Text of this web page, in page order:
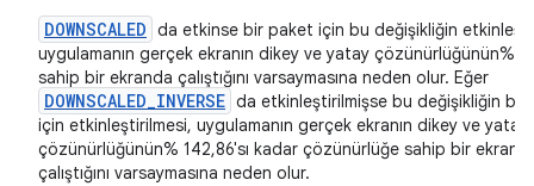
DOWNSCALED da etkinse bir paket için bu değişikliğin
uygulamanın gerçek ekranın dikey ve yatay çözünürlüğünün%
sahip bir ekranda çalıştığını varsaymasına neden olur. Eğer
DOWNSCALED_INVERSE da etkinleştirilmişse bu değişikliğin bir
için etkinleştirilmesi, uygulamanın gerçek ekranın dikey ve yatay
çözünürlüğünün% 142,86'sı kadar çözünürlüğe sahip bir
çalıştığını varsaymasına neden olur.